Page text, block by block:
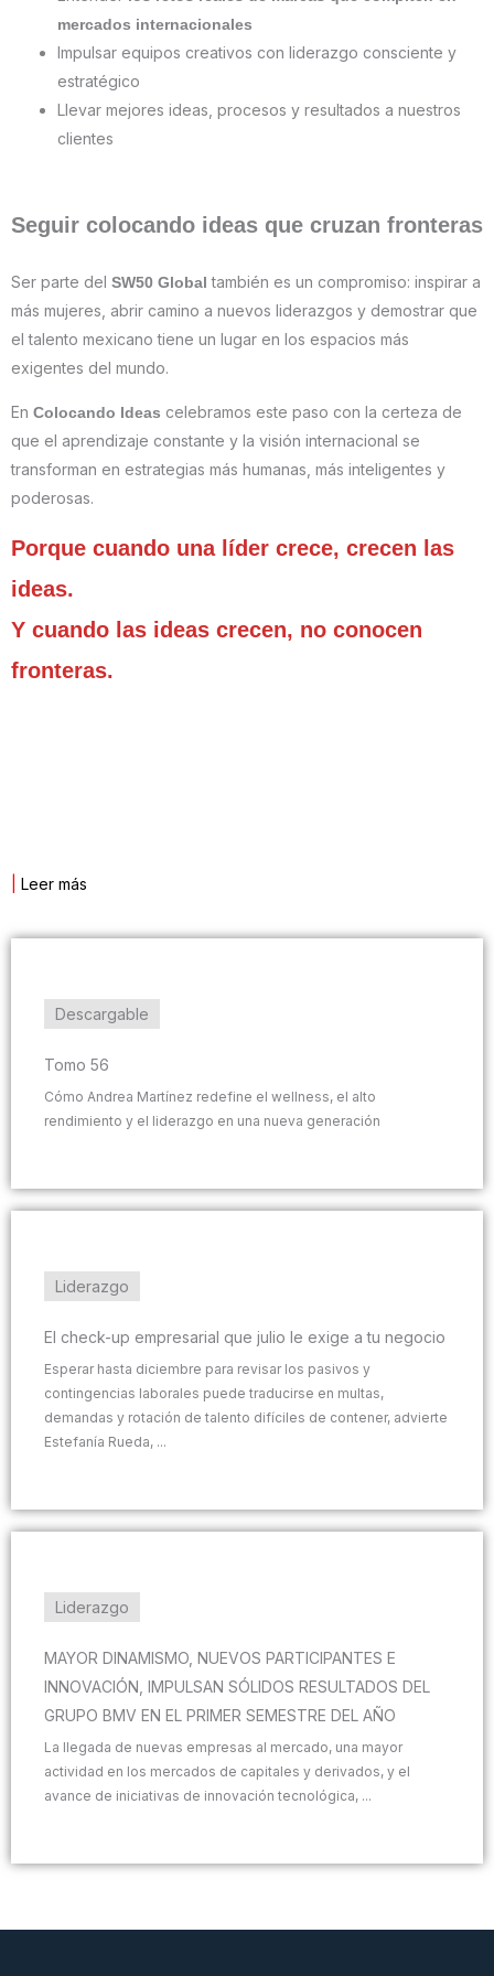
mercados internacionales
Impulsar equipos creativos con liderazgo consciente y
estratégico
Llevar mejores ideas, procesos y resultados a nuestros
clientes
Seguir colocando ideas que cruzan fronteras
Ser parte del SW50 Global también es un compromiso: inspirar a
más mujeres, abrir camino a nuevos liderazgos y demostrar que
el talento mexicano tiene un lugar en los espacios más
exigentes del mundo.
En Colocando Ideas celebramos este paso con la certeza de
que el aprendizaje constante y la visión internacional se
transforman en estrategias más humanas, más inteligentes y
poderosas.
Porque cuando una líder crece, crecen las
ideas.
Y cuando las ideas crecen, no conocen
fronteras.
Leer más
Descargable
Tomo 56
Cómo Andrea Martínez redefine el wellness, el alto
rendimiento y el liderazgo en una nueva generación
Liderazgo
El check-up empresarial que julio le exige a tu negocio
Esperar hasta diciembre para revisar los pasivos y
contingencias laborales puede traducirse en multas,
demandas y rotación de talento difíciles de contener, advierte
Estefanía Rueda, ...
Liderazgo
MAYOR DINAMISMO, NUEVOS PARTICIPANTES E
INNOVACIÓN, IMPULSAN SÓLIDOS RESULTADOS DEL
GRUPO BMV EN EL PRIMER SEMESTRE DEL AÑO
La llegada de nuevas empresas al mercado, una mayor
actividad en los mercados de capitales y derivados, y el
avance de iniciativas de innovación tecnológica, ...